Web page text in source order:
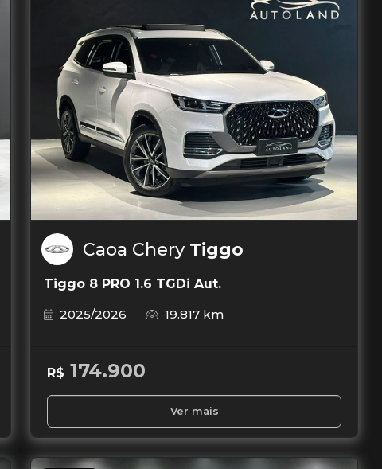
Caoa Chery Tiggo
Tiggo 8 PRO 1.6 TGDi Aut.
2025/2026
19.817 km
R$ 174.900
Ver mais